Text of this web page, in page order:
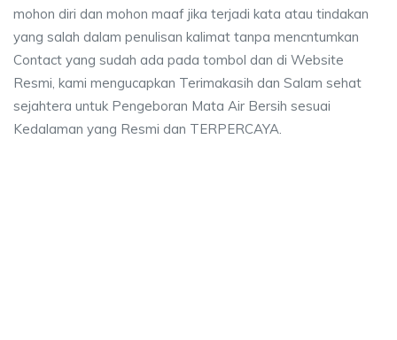
mohon diri dan mohon maaf jika terjadi kata atau tindakan
yang salah dalam penulisan kalimat tanpa mencntumkan
Contact yang sudah ada pada tombol dan di Website
Resmi, kami mengucapkan Terimakasih dan Salam sehat
sejahtera untuk Pengeboran Mata Air Bersih sesuai
Kedalaman yang Resmi dan TERPERCAYA.